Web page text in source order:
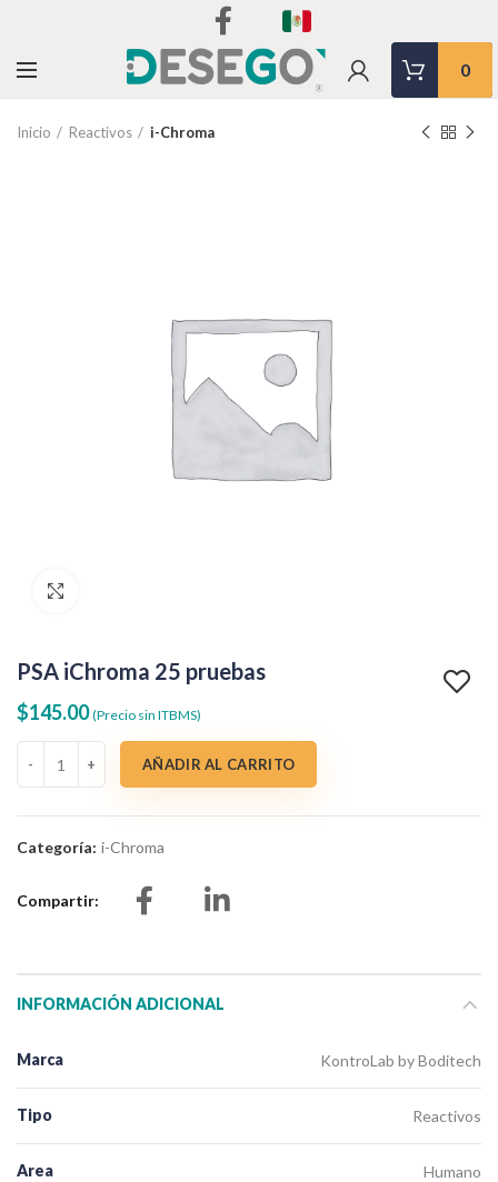
0
Inicio Reactivos i-Chroma
PSA iChroma 25 pruebas
$145.00 (Precio sin ITBMS)
PSA iChroma 25 pruebas cantidad
AÑADIR AL CARRITO
Categoría: i-Chroma
Compartir
INFORMACIÓN ADICIONAL
Marca KontroLab by Boditech
Tipo Reactivos
Area Humano